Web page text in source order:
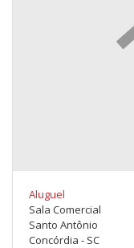
Aluguel
Sala Comercial
Santo Antônio
Concórdia - SC